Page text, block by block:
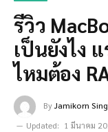
รีวิว
เป็นยังไง
ไหมต้อง
ByJamikorn
Updated: 1 มีนาคม